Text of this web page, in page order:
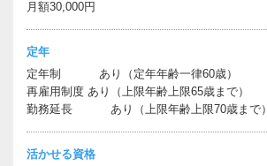
月額30,000円
定年
定年制 あり（定年年齢一律60歳）
再雇用制度 あり（上限年齢上限65歳まで）
勤務延長 あり（上限年齢上限70歳まで）
活かせる資格